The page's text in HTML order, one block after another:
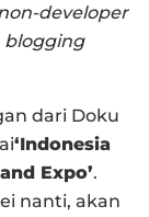
developer
blogging
dari Doku
‘Indonesia
Expo’.
nanti, akan